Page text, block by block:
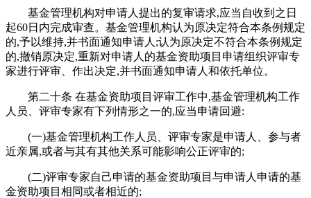
基金管理机构对申请人提出的复审请求,应当自收到之日
起60日内完成审查。基金管理机构认为原决定符合本条例规定
的,予以维持,并书面通知申请人;认为原决定不符合本条例规定
的,撤销原决定,重新对申请人的基金资助项目申请组织评审专
家进行评审、作出决定,并书面通知申请人和依托单位。
第二十条 在基金资助项目评审工作中,基金管理机构工作
人员、评审专家有下列情形之一的,应当申请回避:
(一)基金管理机构工作人员、评审专家是申请人、参与者
近亲属,或者与其有其他关系可能影响公正评审的;
(二)评审专家自己申请的基金资助项目与申请人申请的基
金资助项目相同或者相近的;